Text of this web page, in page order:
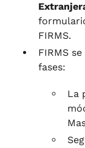
FIRMS.
FIRMS
fases:
La